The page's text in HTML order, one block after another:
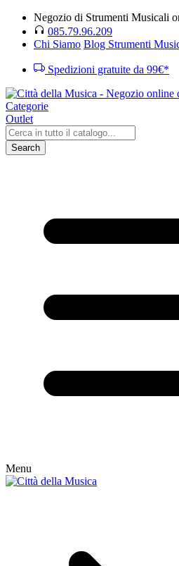
Negozio di Strumenti Musicali
085.79.96.209
Chi Siamo Blog Strumenti
Spedizioni gratuite da 99€*
Categorie
Outlet
Search
Menu